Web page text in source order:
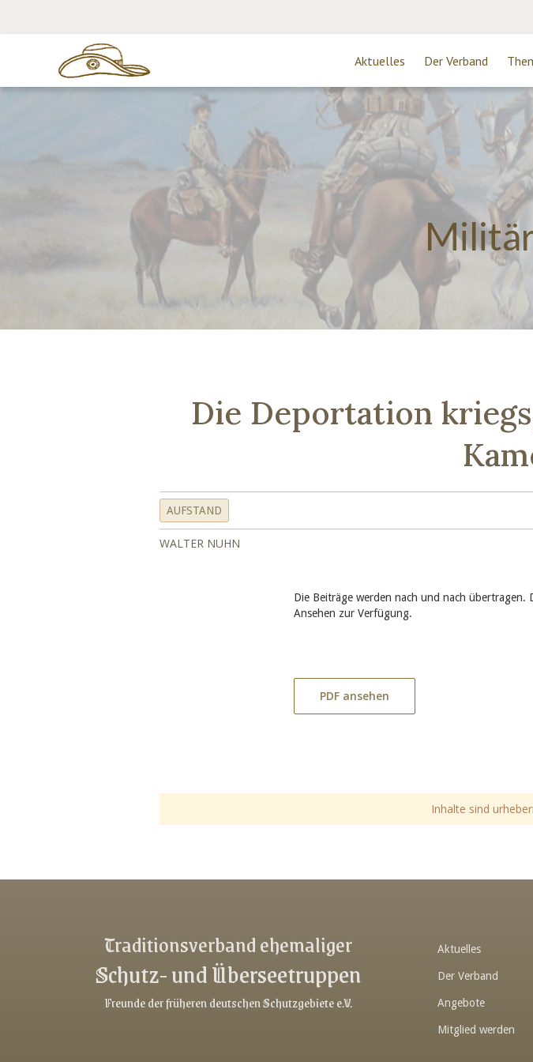
Aktuelles Der Verband
Die Deportation
AUFSTAND
WALTER NUHN
Die Beiträge werden nach und nach übertragen.
Ansehen zur Verfügung.
PDF ansehen
Inhalte sind
Traditionsverband ehemaliger
Schutz- und Überseetruppen
Freunde der früheren deutschen Schutzgebiete e.V.
Aktuelles
Der Verband
Angebote
Mitglied werden